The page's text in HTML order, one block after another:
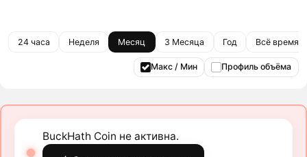
24 часа Неделя Месяц 3 Месяца Год Всё время
Макс / Мин Профиль объёма
BuckHath Coin не активна.